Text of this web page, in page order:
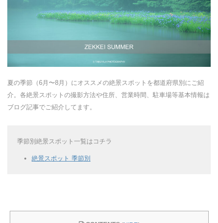
夏の季節（6月〜8月）にオススメの絶景スポットを都道府県別にご紹
介。各絶景スポットの撮影方法や住所、営業時間、駐車場等基本情報は
ブログ記事でご紹介してます。
季節別絶景スポット一覧はコチラ
絶景スポット 季節別